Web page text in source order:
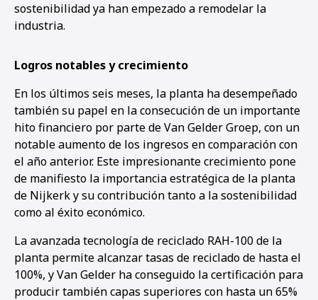
sostenibilidad ya han empezado a remodelar la
industria.
Logros notables y crecimiento
En los últimos seis meses, la planta ha desempeñado
también su papel en la consecución de un importante
hito financiero por parte de Van Gelder Groep, con un
notable aumento de los ingresos en comparación con
el año anterior. Este impresionante crecimiento pone
de manifiesto la importancia estratégica de la planta
de Nijkerk y su contribución tanto a la sostenibilidad
como al éxito económico.
La avanzada tecnología de reciclado RAH-100 de la
planta permite alcanzar tasas de reciclado de hasta el
100%, y Van Gelder ha conseguido la certificación para
producir también capas superiores con hasta un 65%